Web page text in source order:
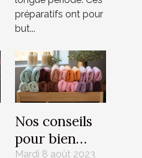
préparatifs ont pour
but...
Nos conseils
pour bien
Mardi 8 août 2023